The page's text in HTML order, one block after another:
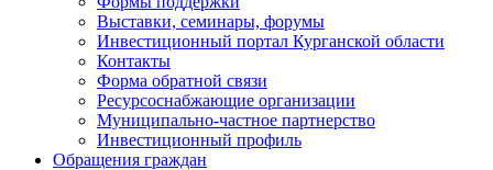
Выставки, семинары, форумы
Инвестиционный портал Курганской области
Контакты
Форма обратной связи
Ресурсоснабжающие организации
Муниципально-частное партнерство
Инвестиционный профиль
Обращения граждан